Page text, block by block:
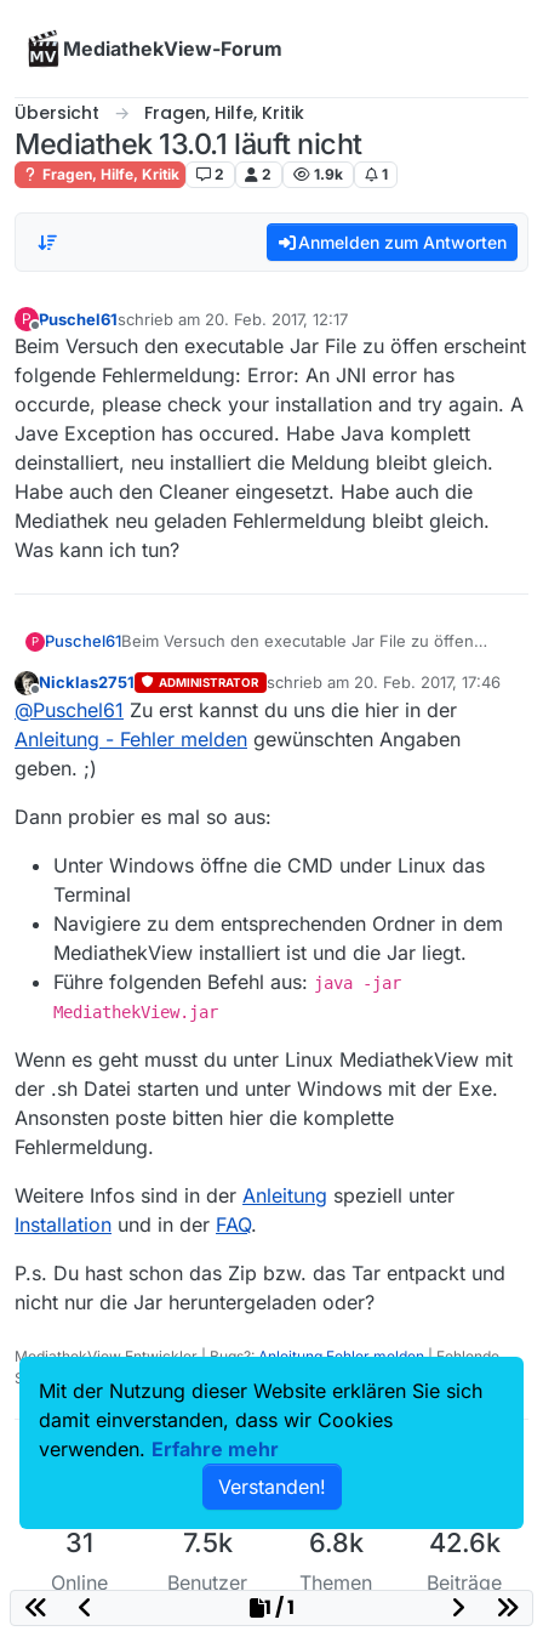
MediathekView-Forum
Übersicht Fragen, Hilfe, Kritik
Mediathek 13.0.1 läuft nicht
Fragen, Hilfe, Kritik 2 2 1.9k 1
Anmelden zum Antworten
P
Offline
Puschel61schrieb am 20. Feb. 2017, 12:17
zuletzt editiert von
Beim Versuch den executable Jar File zu öffen erscheint
folgende Fehlermeldung: Error: An JNI error has
occurde, please check your installation and try again. A
Jave Exception has occured. Habe Java komplett
deinstalliert, neu installiert die Meldung bleibt gleich.
Habe auch den Cleaner eingesetzt. Habe auch die
Mediathek neu geladen Fehlermeldung bleibt gleich.
Was kann ich tun?
P Puschel61Beim Versuch den executable Jar File zu öffen
error has occurde, please check your installation
and try again. A Jave Exception has occured. Habe
Java komplett deinstalliert, neu installiert die
Meldung bleibt gleich. Habe auch den Cleaner
Offline
Nicklas2751 ADMINISTRATOR schrieb am 20. Feb. 2017, 17:46
zuletzt editiert von
@Puschel61 Zu erst kannst du uns die hier in der
Anleitung - Fehler melden gewünschten Angaben
geben. ;)
Dann probier es mal so aus:
Unter Windows öffne die CMD under Linux das
Terminal
Navigiere zu dem entsprechenden Ordner in dem
MediathekView installiert ist und die Jar liegt.
Führe folgenden Befehl aus: java -jar
MediathekView.jar
Wenn es geht musst du unter Linux MediathekView mit
der .sh Datei starten und unter Windows mit der Exe.
Ansonsten poste bitten hier die komplette
Fehlermeldung.
Weitere Infos sind in der Anleitung speziell unter
Installation und in der FAQ.
P.s. Du hast schon das Zip bzw. das Tar entpackt und
nicht nur die Jar heruntergeladen oder?
MediathekView Entwickler | Bugs?:Anleitung Fehler melden| Fehlende
Sendungen?:
31
Online
7.5k
Benutzer
6.8k
Themen
42.6k
Beiträge
1 / 1
Mit der Nutzung dieser Website erklären Sie sich
damit einverstanden, dass wir Cookies
verwenden. Erfahre mehr
Verstanden!